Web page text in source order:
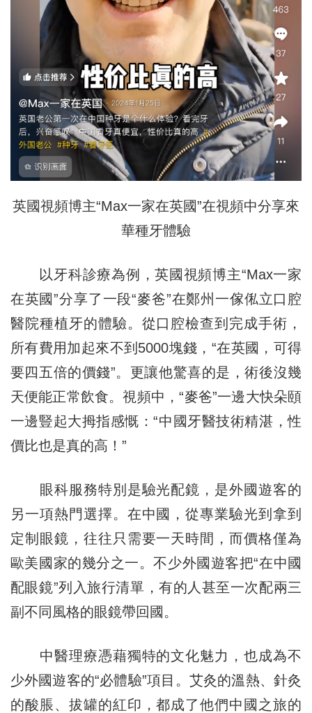
英國視頻博主“Max一家在英國”在視頻中分享來
華種牙體驗
以牙科診療為例，英國視頻博主“Max一家
在英國”分享了一段“麥爸”在鄭州一傢俬立口腔
醫院種植牙的體驗。從口腔檢查到完成手術，
所有費用加起來不到5000塊錢，“在英國，可得
要四五倍的價錢”。更讓他驚喜的是，術後沒幾
天便能正常飲食。視頻中，“麥爸”一邊大快朵頤
一邊豎起大拇指感慨：“中國牙醫技術精湛，性
價比也是真的高！”
眼科服務特別是驗光配鏡，是外國遊客的
另一項熱門選擇。在中國，從專業驗光到拿到
定制眼鏡，往往只需要一天時間，而價格僅為
歐美國家的幾分之一。不少外國遊客把“在中國
配眼鏡”列入旅行清單，有的人甚至一次配兩三
副不同風格的眼鏡帶回國。
中醫理療憑藉獨特的文化魅力，也成為不
少外國遊客的“必體驗”項目。艾灸的溫熱、針灸
的酸脹、拔罐的紅印，都成了他們中國之旅的